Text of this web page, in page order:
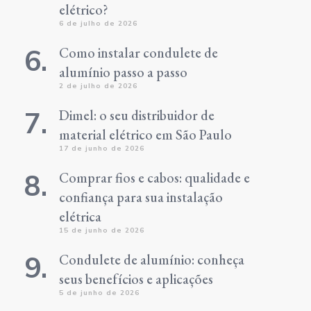
elétrico?
6 de julho de 2026
Como instalar condulete de
alumínio passo a passo
2 de julho de 2026
Dimel: o seu distribuidor de
material elétrico em São Paulo
17 de junho de 2026
Comprar fios e cabos: qualidade e
confiança para sua instalação
elétrica
15 de junho de 2026
Condulete de alumínio: conheça
seus benefícios e aplicações
5 de junho de 2026